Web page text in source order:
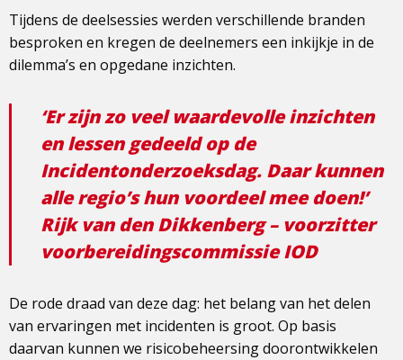
Tijdens de deelsessies werden verschillende branden
besproken en kregen de deelnemers een inkijkje in de
dilemma’s en opgedane inzichten.
‘Er zijn zo veel waardevolle inzichten
en lessen gedeeld op de
Incidentonderzoeksdag. Daar kunnen
alle regio’s hun voordeel mee doen!’
Rijk van den Dikkenberg – voorzitter
voorbereidingscommissie IOD
De rode draad van deze dag: het belang van het delen
van ervaringen met incidenten is groot. Op basis
daarvan kunnen we risicobeheersing doorontwikkelen